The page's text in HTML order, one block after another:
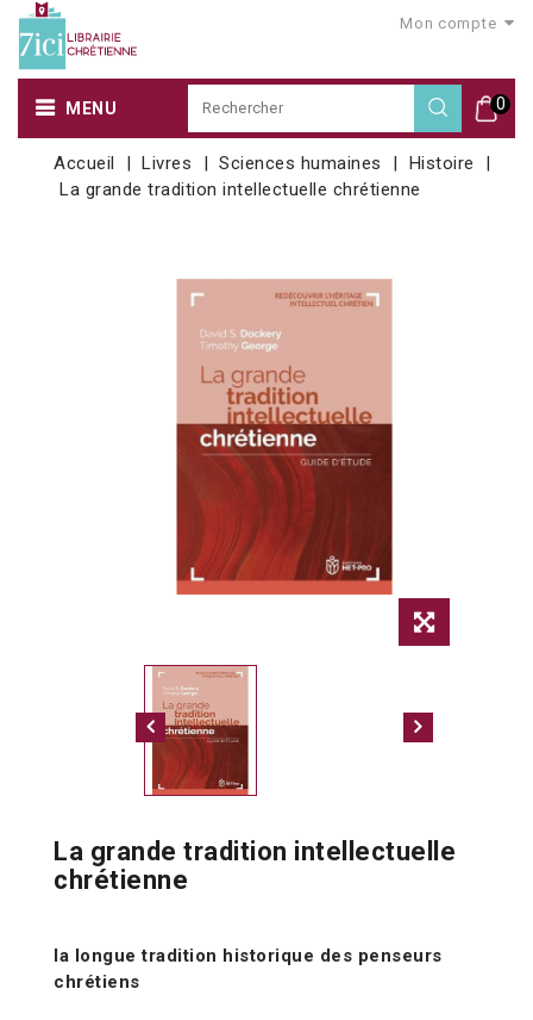
Mon compte
0
MENU
Accueil Livres Sciences humaines
Histoire
La grande tradition intellectuelle chrétienne
La grande tradition intellectuelle
chrétienne
la longue tradition historique des penseurs
chrétiens